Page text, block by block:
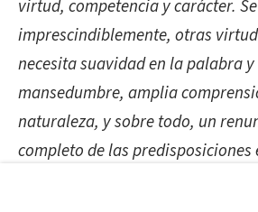
virtud, competencia y carácter.
imprescindiblemente, otras
necesita suavidad en la palabra
mansedumbre, amplia
naturaleza, y sobre todo, un
completo de las predisposiciones